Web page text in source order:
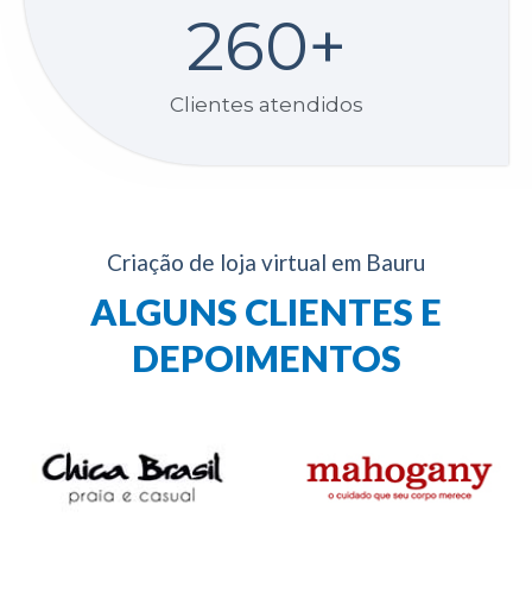
Clientes atendidos
260+
Criação de loja virtual em Bauru
ALGUNS CLIENTES E
DEPOIMENTOS